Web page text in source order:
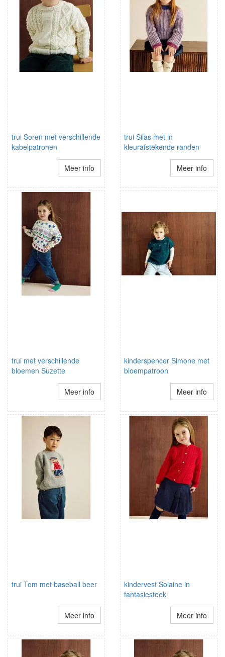
trui Soren met verschillende
kabelpatronen
Meer info
trui Silas met in
kleurafstekende randen
Meer info
trui met verschillende
bloemen Suzette
Meer info
kinderspencer Simone met
bloempatroon
Meer info
trui Tom met baseball beer
Meer info
kindervest Solaine in
fantasiesteek
Meer info